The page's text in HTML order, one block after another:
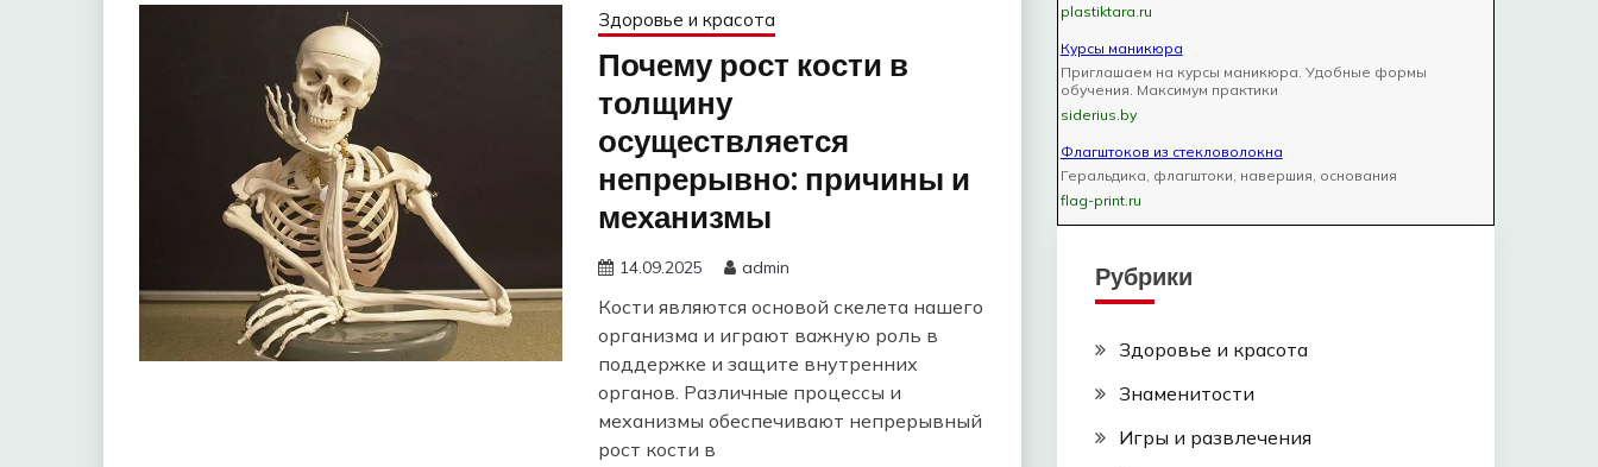
Здоровье и красота
Почему рост кости в
толщину
осуществляется
непрерывно: причины и
механизмы
14.09.2025 admin
Кости являются основой скелета нашего
организма и играют важную роль в
поддержке и защите внутренних
органов. Различные процессы и
механизмы обеспечивают непрерывный
рост кости в
plastiktara.ru
Курсы маникюра
Приглашаем на курсы маникюра. Удобные формы
обучения. Максимум практики
siderius.by
Флагштоков из стекловолокна
Геральдика, флагштоки, навершия, основания
flag-print.ru
Рубрики
Здоровье и красота
Знаменитости
Игры и развлечения